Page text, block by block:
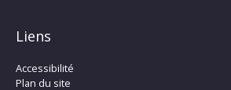
Liens
Accessibilité
Plan du site